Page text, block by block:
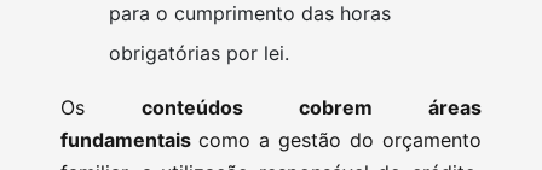
para o cumprimento das horas
obrigatórias por lei.
Os conteúdos cobrem áreas
fundamentais como a gestão do orçamento